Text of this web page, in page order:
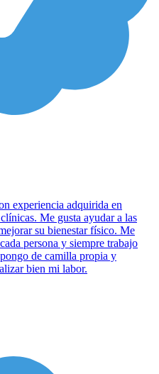
experiencia adquirida en
Me gusta ayudar a las
su bienestar físico. Me
persona y siempre trabajo
de camilla propia y
bien mi labor.